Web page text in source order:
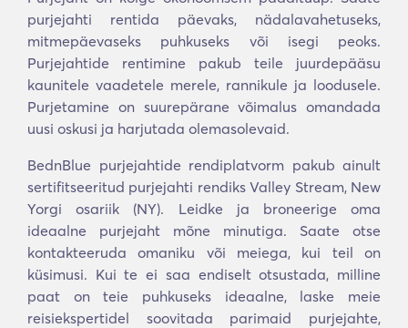
purjejahti rentida päevaks, nädalavahetuseks,
mitmepäevaseks puhkuseks või isegi peoks.
Purjejahtide rentimine pakub teile juurdepääsu
kaunitele vaadetele merele, rannikule ja loodusele.
Purjetamine on suurepärane võimalus omandada
uusi oskusi ja harjutada olemasolevaid.
BednBlue purjejahtide rendiplatvorm pakub ainult
sertifitseeritud purjejahti rendiks Valley Stream, New
Yorgi osariik (NY). Leidke ja broneerige oma
ideaalne purjejaht mõne minutiga. Saate otse
kontakteeruda omaniku või meiega, kui teil on
küsimusi. Kui te ei saa endiselt otsustada, milline
paat on teie puhkuseks ideaalne, laske meie
reisiekspertidel soovitada parimaid purjejahte,